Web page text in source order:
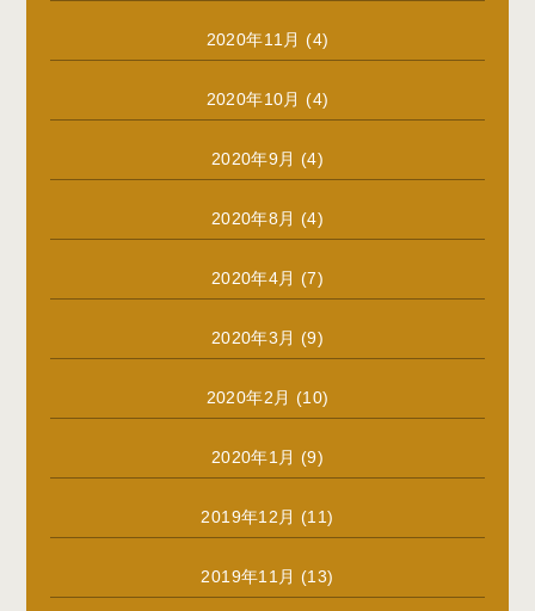
2020年11月 (4)
2020年10月 (4)
2020年9月 (4)
2020年8月 (4)
2020年4月 (7)
2020年3月 (9)
2020年2月 (10)
2020年1月 (9)
2019年12月 (11)
2019年11月 (13)